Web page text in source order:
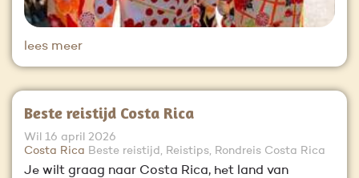
lees meer
Beste reistijd Costa Rica
Wil 16 april 2026
Costa Rica Beste reistijd, Reistips, Rondreis Costa Rica
Je wilt graag naar Costa Rica, het land van